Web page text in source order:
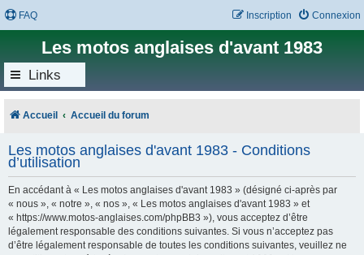
FAQ Connexion
Inscription
Les motos anglaises d'avant 1983
Links
Accueil Accueil du forum
Les motos anglaises d'avant 1983 - Conditions
d’utilisation
En accédant à « Les motos anglaises d'avant 1983 » (désigné ci-après par
« nous », « notre », « nos », « Les motos anglaises d'avant 1983 » et
« https://www.motos-anglaises.com/phpBB3 »), vous acceptez d’être
légalement responsable des conditions suivantes. Si vous n’acceptez pas
d’être légalement responsable de toutes les conditions suivantes, veuillez ne